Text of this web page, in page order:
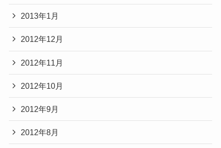
2013年1月
2012年12月
2012年11月
2012年10月
2012年9月
2012年8月